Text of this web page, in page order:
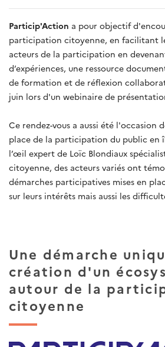
Particip'Action a pour objectif
participation citoyenne, en facilitant
acteurs de la participation en
d’expériences, une ressource
de formation et de réflexion
juin lors d'un webinaire de
Ce rendez-vous a aussi été l'occasion
place de la participation du public en
l’œil expert de Loïc Blondiaux
citoyenne, des acteurs variés ont
démarches participatives mises en
sur leurs intérêts mais aussi les
Une démarche
création d'un
autour de la
citoyenne